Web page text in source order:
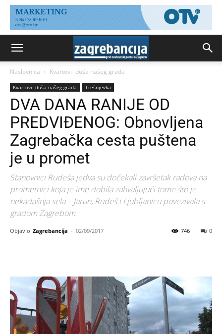
Naslovnica Kvartovi- duša našeg grada
Kvartovi- duša našeg grada Trešnjevka
DVA DANA RANIJE OD
PREDVIĐENOG: Obnovljena
Zagrebačka cesta puštena
je u promet
Stanovnici Rudeša jedva su dočekali završetak radova na
prometnici koja je ime dobila zahvaljujući tome što je
nekadašnja sela – Jarun, Rudeš i Ljubljanicu povezivala s
gradom Zagrebom
Objavio Zagrebancija - 02/09/2017 0
746